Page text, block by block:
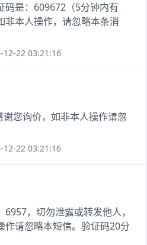
码是：609672（5分钟内有
非本人操作，请忽略本条消
12-22 03:21:16
谢您询价，如非本人操作请忽
12-22 03:21:16
6957，切勿泄露或转发他人，
作请忽略本短信。验证码20分